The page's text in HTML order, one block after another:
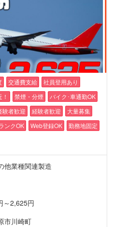
交通費支給
社員登用あり
禁煙・分煙
バイク･車通勤OK
験者歓迎 経験者歓迎
大量募集
ンクOK Web登録OK
勤務地固定
他業種関連製造
～2,625円
市川崎町